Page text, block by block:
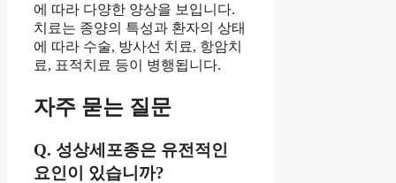
에 따라 다양한 양상을 보입니다.
치료는 종양의 특성과 환자의 상태
에 따라 수술, 방사선 치료, 항암치
료, 표적치료 등이 병행됩니다.
자주 묻는 질문
Q. 성상세포종은 유전적인
요인이 있습니까?